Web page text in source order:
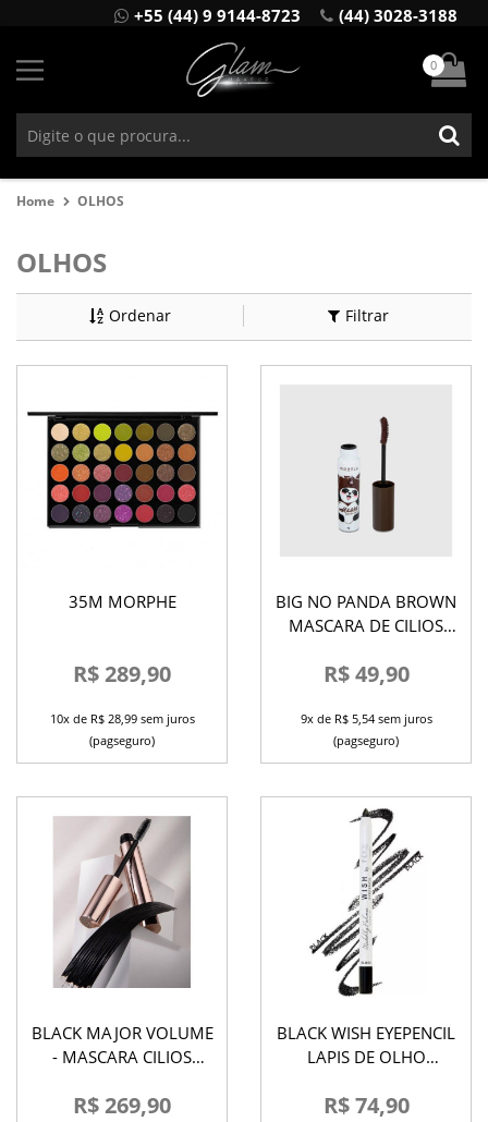
+55 (44) 9 9144-8723 (44) 3028-3188
0
Home OLHOS
OLHOS
Ordenar Filtrar
35M MORPHE
R$ 289,90
10x de R$ 28,99 sem juros
(pagseguro)
BIG NO PANDA BROWN
MASCARA DE CILIOS
R$ 49,90
9x de R$ 5,54 sem juros
(pagseguro)
BLACK MAJOR VOLUME
- MASCARA CILIOS
R$ 269,90
BLACK WISH EYEPENCIL
LAPIS DE OLHO
R$ 74,90